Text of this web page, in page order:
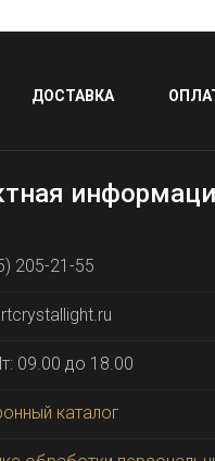
ДОСТАВКА
205-21-55
09.00 до 18.00
каталог